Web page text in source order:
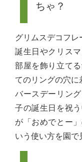
ちゃ？
グリムスデコフ
誕生日やクリス
部屋を飾り立て
てのリングの穴に
バースデーリン
子の誕生日を祝
が「おめでとー
いう使い方を園で